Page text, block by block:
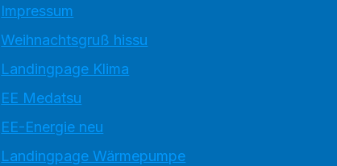
Impressum
Weihnachtsgruß hissu
Landingpage Klima
EE Medatsu
EE-Energie neu
Landingpage Wärmepumpe